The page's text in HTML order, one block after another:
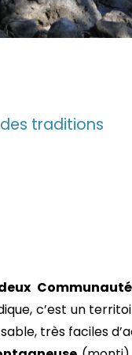
traditions
c’est un
très faciles